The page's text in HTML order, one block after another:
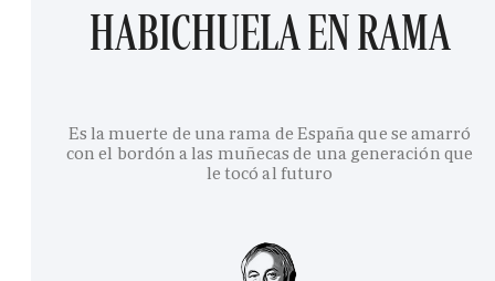
HABICHUELA EN RAMA
Es la muerte de una rama de España que se amarró
con el bordón a las muñecas de una generación que
le tocó al futuro